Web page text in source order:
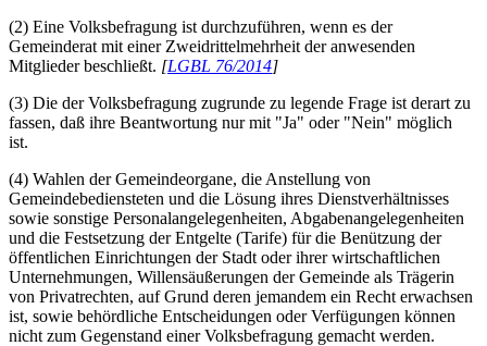
(2) Eine Volksbefragung ist durchzuführen, wenn es der
Gemeinderat mit einer Zweidrittelmehrheit der anwesenden
Mitglieder beschließt. [LGBL 76/2014]
(3) Die der Volksbefragung zugrunde zu legende Frage ist derart zu
fassen, daß ihre Beantwortung nur mit "Ja" oder "Nein" möglich
ist.
(4) Wahlen der Gemeindeorgane, die Anstellung von
Gemeindebediensteten und die Lösung ihres Dienstverhältnisses
sowie sonstige Personalangelegenheiten, Abgabenangelegenheiten
und die Festsetzung der Entgelte (Tarife) für die Benützung der
öffentlichen Einrichtungen der Stadt oder ihrer wirtschaftlichen
Unternehmungen, Willensäußerungen der Gemeinde als Trägerin
von Privatrechten, auf Grund deren jemandem ein Recht erwachsen
ist, sowie behördliche Entscheidungen oder Verfügungen können
nicht zum Gegenstand einer Volksbefragung gemacht werden.